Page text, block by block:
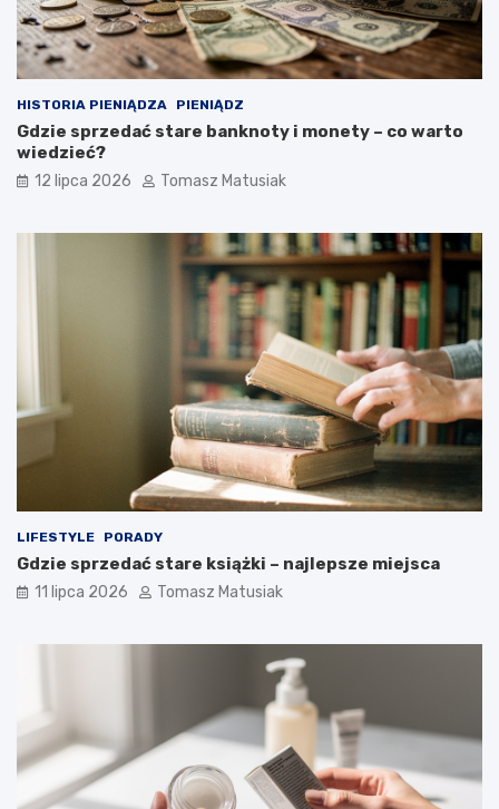
HISTORIA PIENIĄDZA PIENIĄDZ
Gdzie sprzedać stare banknoty i monety – co warto
wiedzieć?
12 lipca 2026 Tomasz Matusiak
LIFESTYLE PORADY
Gdzie sprzedać stare książki – najlepsze miejsca
11 lipca 2026 Tomasz Matusiak